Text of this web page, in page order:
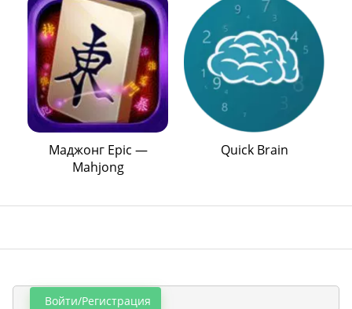
Маджонг Epic —
Mahjong
Quick Brain
Войти/Регистрация